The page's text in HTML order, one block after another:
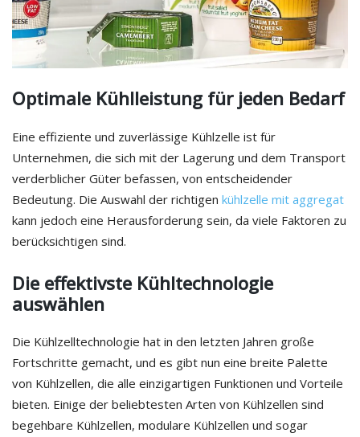
Optimale Kühlleistung für jeden Bedarf
Eine effiziente und zuverlässige Kühlzelle ist für
Unternehmen, die sich mit der Lagerung und dem Transport
verderblicher Güter befassen, von entscheidender
Bedeutung. Die Auswahl der richtigen kühlzelle mit aggregat
kann jedoch eine Herausforderung sein, da viele Faktoren zu
berücksichtigen sind.
Die effektivste Kühltechnologie
auswählen
Die Kühlzelltechnologie hat in den letzten Jahren große
Fortschritte gemacht, und es gibt nun eine breite Palette
von Kühlzellen, die alle einzigartigen Funktionen und Vorteile
bieten. Einige der beliebtesten Arten von Kühlzellen sind
begehbare Kühlzellen, modulare Kühlzellen und sogar